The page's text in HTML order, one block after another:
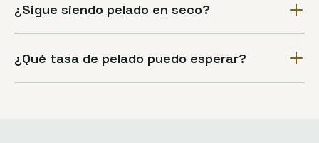
¿Sigue siendo pelado en seco?
¿Qué tasa de pelado puedo esperar?